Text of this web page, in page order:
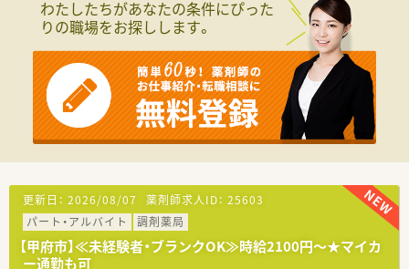
■吉祥寺エリアにドミナント展開しているため転居を伴う異動
がなく、お住まいの地域で長く安定してキャリアを築くことが可
能です。
■全店舗が基準調剤算定施設になっており、最新設備の積極的な
導入によって薬剤師が安全かつ効率的に働ける環境を整えてい
ます。
■薬剤師カフェや子どもカフェといった地域活動を積極的に実
施し、従来の薬局の枠を超えた地域貢献に注力している企業様で
す。
です。
■近隣の医療機関との関係性も非常に良好であり、疑義照会など
もスムーズに行えるため、日々の業務にストレスなく取り組めま
す。
【募集背景と求める人物像について】
■事業拡大に伴う増員募集を行っており、周囲のスタッフと協力
しながら柔軟に店舗運営を支えていただける方を求めておりま
す。
■即戦力となる30代から40代の方はもちろん、人柄が良く患者
ます。
■将来的に管理薬剤師などの責任あるポジションを目指し、会社
と共に成長していきたいという意欲的な薬剤師の方を募集して
います。
わたしたちがあなたの条件にぴった
りの職場をお探しします。
更新日： 2026/08/07 薬剤師求人ID： 25603
パート・アルバイト
調剤薬局
【甲府市】≪未経験者・ブランクOK≫時給2100円～★マイカ
ー通勤も可